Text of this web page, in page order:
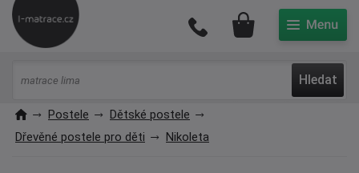
Hledat
Můj účet
Postele
Dětské postele
Dřevěné postele pro děti
Nikoleta